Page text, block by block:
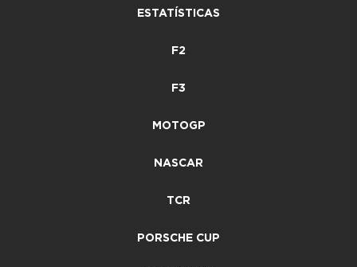
ESTATÍSTICAS
F2
F3
MOTOGP
NASCAR
TCR
PORSCHE CUP